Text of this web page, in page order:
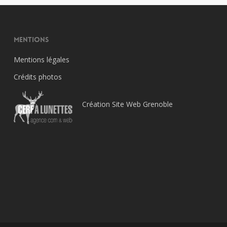
Mentions
Mentions légales
Crédits photos
Création Site Web Grenoble